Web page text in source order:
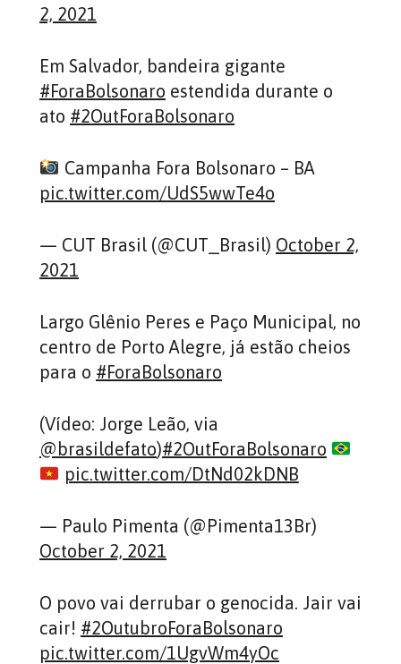
2, 2021
Em Salvador, bandeira gigante
#ForaBolsonaro estendida durante o
ato #2OutForaBolsonaro
Campanha Fora Bolsonaro – BA
pic.twitter.com/UdS5wwTe4o
— CUT Brasil (@CUT_Brasil) October 2,
2021
Largo Glênio Peres e Paço Municipal, no
centro de Porto Alegre, já estão cheios
para o #ForaBolsonaro
(Vídeo: Jorge Leão, via
@brasildefato)#2OutForaBolsonaro
pic.twitter.com/DtNd02kDNB
— Paulo Pimenta (@Pimenta13Br)
October 2, 2021
O povo vai derrubar o genocida. Jair vai
cair! #2OutubroForaBolsonaro
pic.twitter.com/1UgvWm4yOc